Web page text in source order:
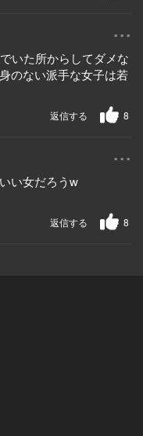
...
いた所からしてダメな
のない派手な女子は若
8
返信する
...
い女だろうw
8
返信する